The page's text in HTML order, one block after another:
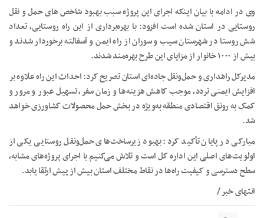
وی در ادامه با بیان اینکه اجرای این پروژه سبب بهبود شاخص های حمل و نقل
روستایی در استان شده است افزود: با بهره‌برداری از این راه روستایی، تعداد
شش روستا در شهرستان سیب و سوران از راه ایمن و آسفالته برخوردار شدند و
بیش از ۱۰۰۰ خانوار از مزایای این طرح بهره‌مند شدند.
مدیرکل راهداری و حمل‌ونقل جاده‌ای استان تصریح کرد: احداث این راه علاوه بر
افزایش ایمنی تردد، موجب کاهش هزینه‌ها و زمان سفر، تسهیل عبور و مرور و
کمک به رونق اقتصادی منطقه به‌ویژه در بخش حمل محصولات کشاورزی خواهد
شد.
مبارکی در پایان تأکید کرد: بهبود زیرساخت‌های حمل‌ونقل روستایی یکی از
اولویت‌های اصلی این اداره کل است و تلاش می‌کنیم با اجرای پروژه‌های مشابه،
سطح دسترسی و کیفیت راه‌ها در نقاط مختلف استان بیش از پیش ارتقا یابد.
انتهای خبر /